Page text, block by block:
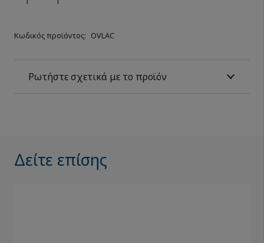
Κωδικός προϊόντος: OVLAC
Ρωτήστε σχετικά με το προϊόν
Δείτε επίσης